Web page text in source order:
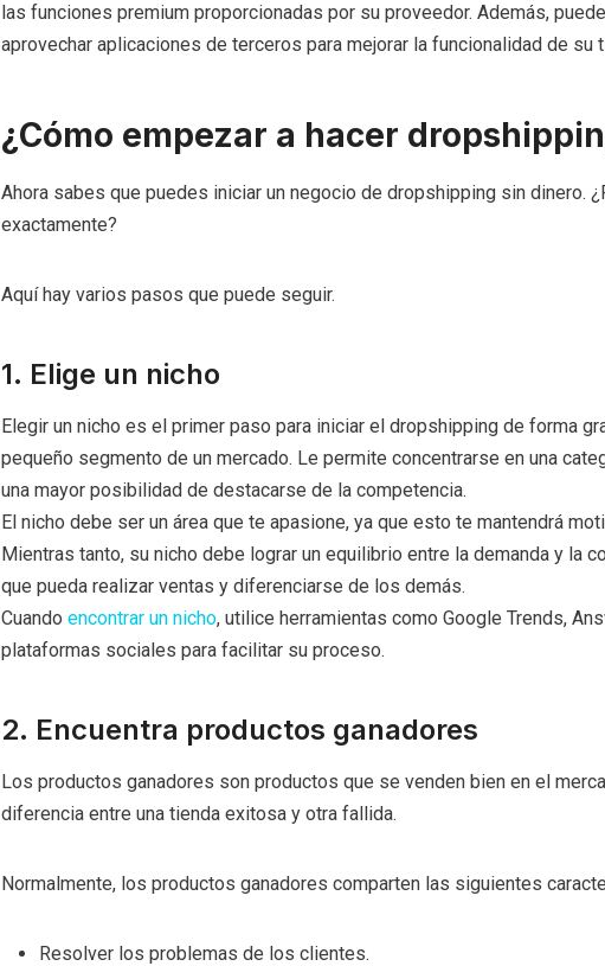
las funciones premium proporcionadas por su proveedor. Además,
aprovechar aplicaciones de terceros para mejorar la funcionalidad de su
¿Cómo empezar a hacer
Ahora sabes que puedes iniciar un negocio de dropshipping sin dinero.
exactamente?
Aquí hay varios pasos que puede seguir.
1. Elige un nicho
Elegir un nicho es el primer paso para iniciar el dropshipping de forma
pequeño segmento de un mercado. Le permite concentrarse en una
una mayor posibilidad de destacarse de la competencia.
El nicho debe ser un área que te apasione, ya que esto te mantendrá
Mientras tanto, su nicho debe lograr un equilibrio entre la demanda y la
que pueda realizar ventas y diferenciarse de los demás.
Cuando encontrar un nicho, utilice herramientas como Google Trends,
plataformas sociales para facilitar su proceso.
2. Encuentra productos ganadores
Los productos ganadores son productos que se venden bien en el
diferencia entre una tienda exitosa y otra fallida.
Normalmente, los productos ganadores comparten las siguientes
Resolver los problemas de los clientes.